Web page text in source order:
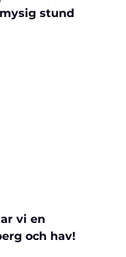
stund
vi en
och hav!